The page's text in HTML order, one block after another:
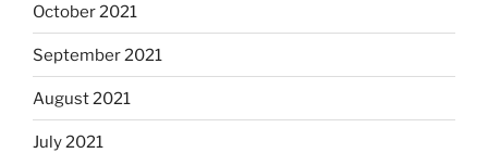
October 2021
September 2021
August 2021
July 2021